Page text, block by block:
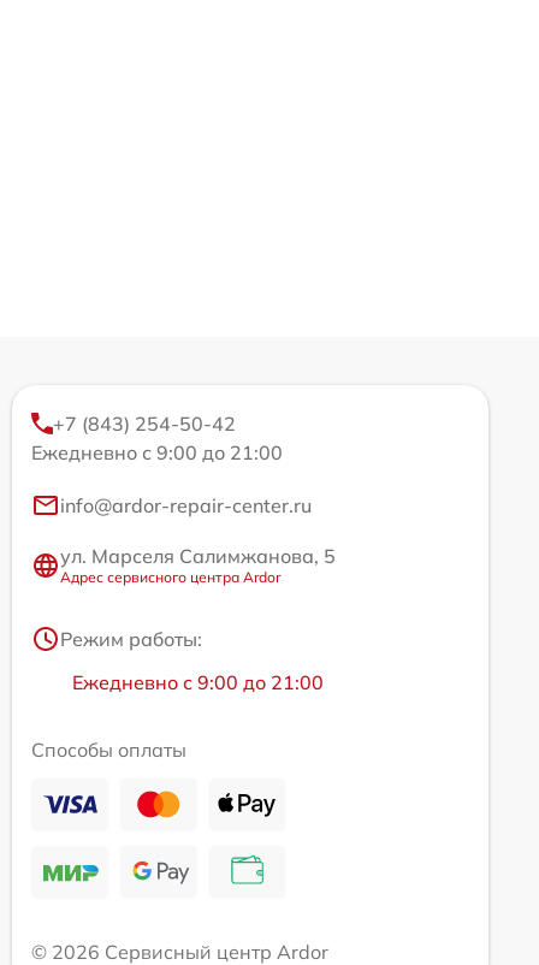
+7 (843) 254-50-42
Ежедневно с 9:00 до 21:00
info@ardor-repair-center.ru
ул. Марселя Салимжанова, 5
Адрес сервисного центра Ardor
Режим работы:
Ежедневно с 9:00 до 21:00
Способы оплаты
© 2026 Сервисный центр Ardor